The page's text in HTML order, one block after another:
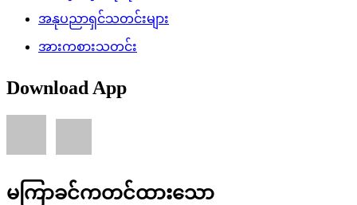
အနုပညာရှင်သတင်းများ
အားကစားသတင်း
Download App
မကြာခင်ကတင်ထားသော